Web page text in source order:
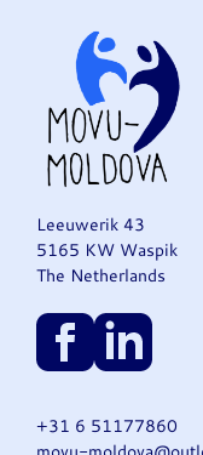
Leeuwerik 43
5165 KW Waspik
The Netherlands
+31 6 51177860